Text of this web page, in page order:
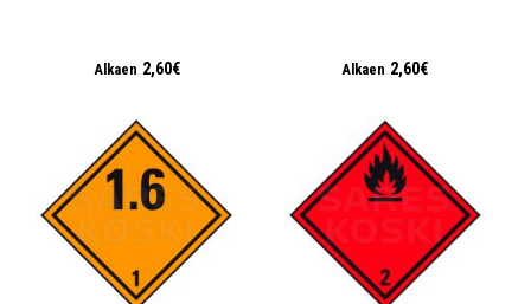
Alkaen 2,60€ Alkaen 2,60€